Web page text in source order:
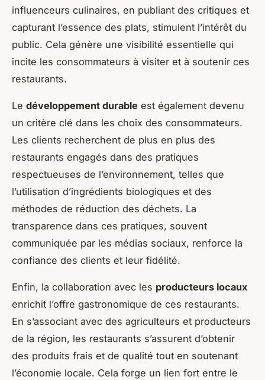
influenceurs culinaires, en publiant des critiques et
capturant l’essence des plats, stimulent l’intérêt du
public. Cela génère une visibilité essentielle qui
incite les consommateurs à visiter et à soutenir ces
restaurants.
Le développement durable est également devenu
un critère clé dans les choix des consommateurs.
Les clients recherchent de plus en plus des
restaurants engagés dans des pratiques
respectueuses de l’environnement, telles que
l’utilisation d’ingrédients biologiques et des
méthodes de réduction des déchets. La
transparence dans ces pratiques, souvent
communiquée par les médias sociaux, renforce la
confiance des clients et leur fidélité.
Enfin, la collaboration avec les producteurs locaux
enrichit l’offre gastronomique de ces restaurants.
En s’associant avec des agriculteurs et producteurs
de la région, les restaurants s’assurent d’obtenir
des produits frais et de qualité tout en soutenant
l’économie locale. Cela forge un lien fort entre le